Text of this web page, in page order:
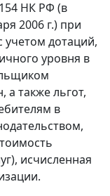
НК РФ (в
2006 г.) при
учетом дотаций,
уровня в
а также льгот,
в
исчисленная